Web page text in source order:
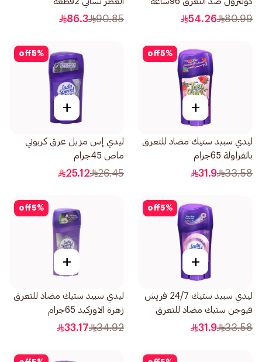
رجالي 50مل
80.99
54.26
90.85
86.3
5%
off
+
ليدي سبيد ستيك مضاد للتعرق
بالفراولة 65جرام
33.58
31.9
5%
off
+
ليدي إس مزيل عرق كربوني
ماص 45جرام
26.45
25.12
5%
off
+
ليدي سبيد ستيك 24/7 فريش
فيوجن ستيك مضاد للتعرق
والروائح الغير محببة 65جرام
33.58
31.9
5%
off
+
ليدي سبيد ستيك مضاد للتعرق
زهرة الاوركيد 65جرام
34.92
33.17